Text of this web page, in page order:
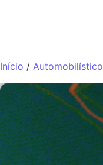
Início / Automobilístico